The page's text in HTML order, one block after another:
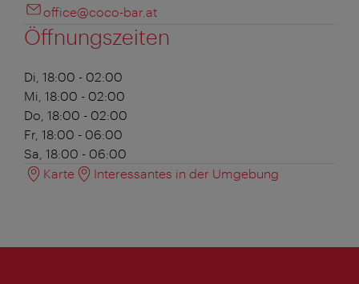
office@coco-bar.at
Öffnungszeiten
Di, 18:00 - 02:00
Mi, 18:00 - 02:00
Do, 18:00 - 02:00
Fr, 18:00 - 06:00
Sa, 18:00 - 06:00
Karte
Interessantes in der Umgebung